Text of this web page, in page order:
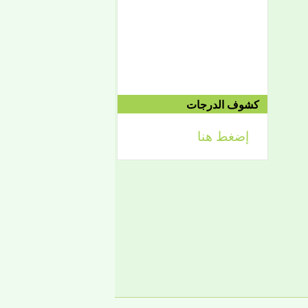
2021/04/15م
الدورة الاستدراكية الثانية:
الثلاثاء 09/08 وحتى
الموافق 04/20 حتى
2021/04/24م
كشوف الدرجات
إضغط هنا